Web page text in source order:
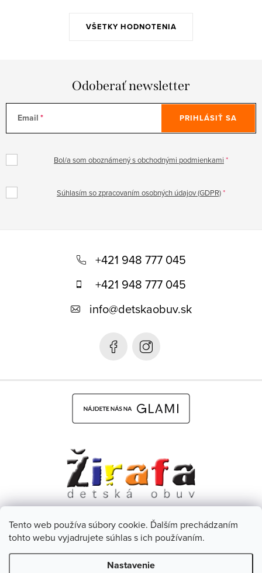
Tento web používa súbory cookie. Ďalším prechádzaním
tohto webu vyjadrujete súhlas s ich používaním.
Nastavenie
VŠETKY HODNOTENIA
Odoberať newsletter
Email
Bol/a som oboznámený s obchodnými podmienkami
Súhlasím so zpracovaním osobných údajov (GDPR)
PRIHLÁSIŤ SA
+421 948 777 045
+421 948 777 045
info@detskaobuv.sk
Dětská obuv Žirafa - CZ Facebook